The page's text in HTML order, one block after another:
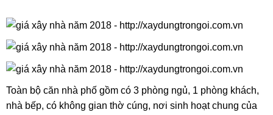
Toàn bộ căn nhà phố gồm có 3 phòng ngủ, 1 phòng khách,
nhà bếp, có không gian thờ cúng, nơi sinh hoạt chung của